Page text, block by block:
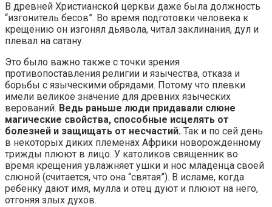
В древней Христианской церкви даже была должность
“изгонитель бесов”. Во время подготовки человека к
крещению он изгонял дьявола, читал заклинания, дул и
плевал на сатану.
Это было важно также с точки зрения
противопоставления религии и язычества, отказа и
борьбы с языческими обрядами. Потому что плевки
имели великое значение для древних языческих
верований. Ведь раньше люди придавали слюне
магические свойства, способные исцелять от
болезней и защищать от несчастий. Так и по сей день
в некоторых диких племенах Африки новорожденному
трижды плюют в лицо. У католиков священник во
время крещения увлажняет ушки и нос младенца своей
слюной (считается, что она “святая”). В исламе, когда
ребенку дают имя, мулла и отец дуют и плюют на него,
отгоняя злых духов.